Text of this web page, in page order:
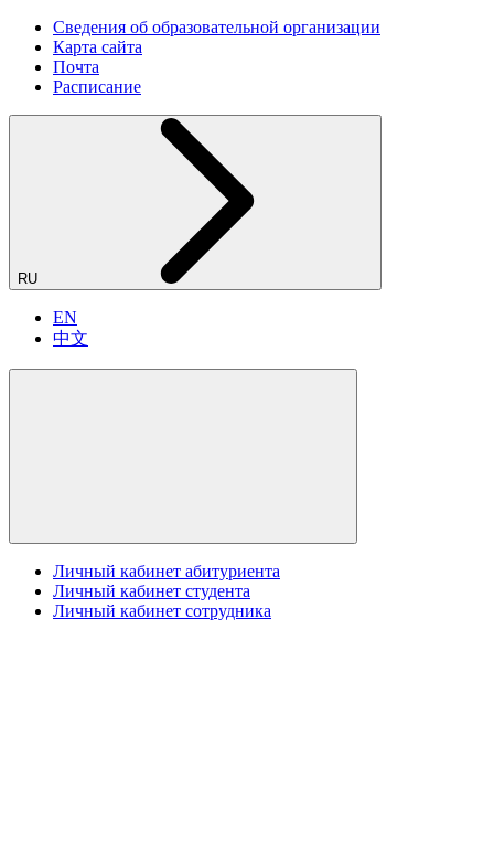
Сведения об образовательной организации
Карта сайта
Почта
Расписание
RU
EN
中文
Личный кабинет абитуриента
Личный кабинет студента
Личный кабинет сотрудника